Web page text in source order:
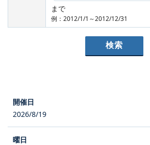
まで
例：2012/1/1～2012/12/31
2026/8/19